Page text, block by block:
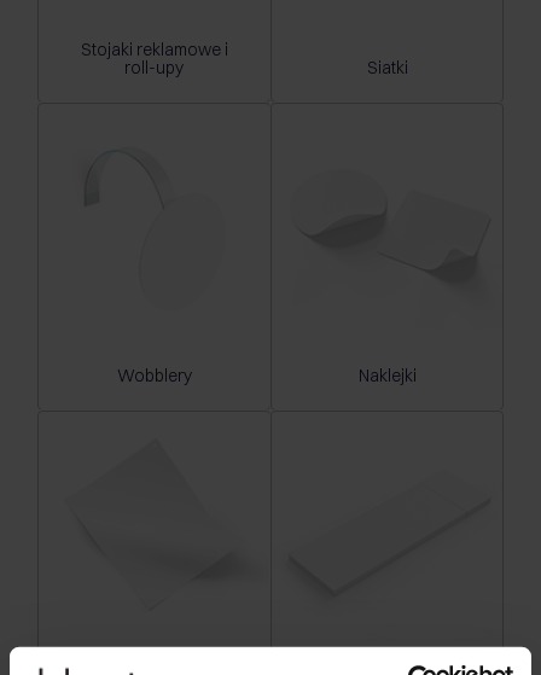
Stojaki reklamowe i
roll-upy
Siatki
Wobblery Naklejki